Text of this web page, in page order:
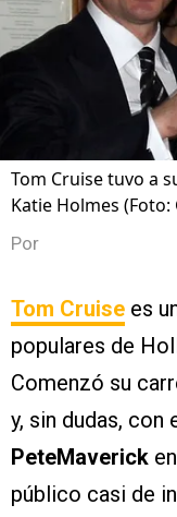
Tom Cruise tuvo a
Katie Holmes
Por
Tom Cruise es
populares de
Comenzó su
y, sin dudas,
PeteMaverick en
público casi de